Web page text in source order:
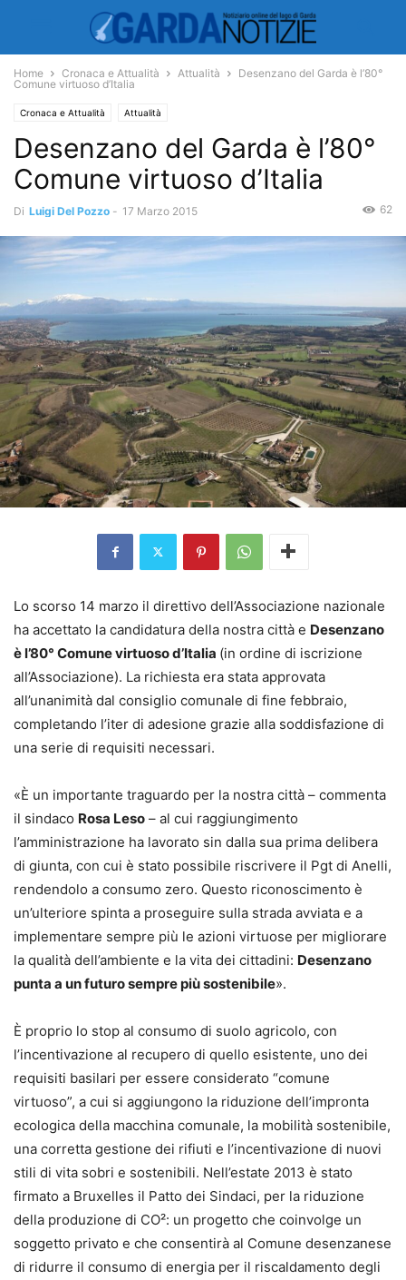
Home Cronaca e Attualità Attualità
Desenzano del Garda è l’80°
Comune virtuoso d’Italia
Cronaca e Attualità Attualità
Desenzano del Garda è l’80°
Comune virtuoso d’Italia
Di Luigi Del Pozzo - 17 Marzo 2015 62
Lo scorso 14 marzo il direttivo dell’Associazione nazionale
ha accettato la candidatura della nostra città e Desenzano
è l’80° Comune virtuoso d’Italia (in ordine di iscrizione
all’Associazione). La richiesta era stata approvata
all’unanimità dal consiglio comunale di fine febbraio,
completando l’iter di adesione grazie alla soddisfazione di
una serie di requisiti necessari.
«È un importante traguardo per la nostra città – commenta
il sindaco Rosa Leso – al cui raggiungimento
l’amministrazione ha lavorato sin dalla sua prima delibera
di giunta, con cui è stato possibile riscrivere il Pgt di Anelli,
rendendolo a consumo zero. Questo riconoscimento è
un’ulteriore spinta a proseguire sulla strada avviata e a
implementare sempre più le azioni virtuose per migliorare
la qualità dell’ambiente e la vita dei cittadini: Desenzano
punta a un futuro sempre più sostenibile».
È proprio lo stop al consumo di suolo agricolo, con
l’incentivazione al recupero di quello esistente, uno dei
requisiti basilari per essere considerato “comune
virtuoso”, a cui si aggiungono la riduzione dell’impronta
ecologica della macchina comunale, la mobilità sostenibile,
una corretta gestione dei rifiuti e l’incentivazione di nuovi
stili di vita sobri e sostenibili. Nell’estate 2013 è stato
firmato a Bruxelles il Patto dei Sindaci, per la riduzione
della produzione di CO²: un progetto che coinvolge un
soggetto privato e che consentirà al Comune desenzanese
di ridurre il consumo di energia per il riscaldamento degli